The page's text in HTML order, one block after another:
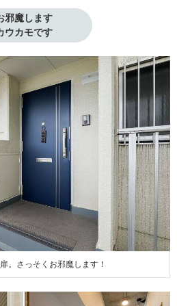
邪魔します
ウカモです
。さっそくお邪魔します！